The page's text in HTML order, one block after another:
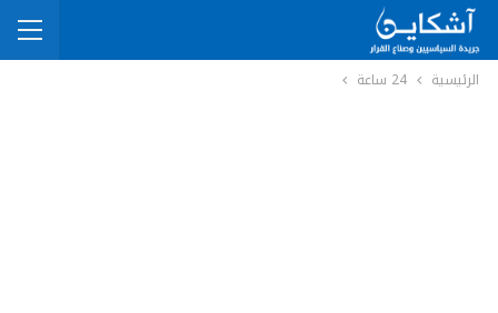
الرئيسية 24 ساعة